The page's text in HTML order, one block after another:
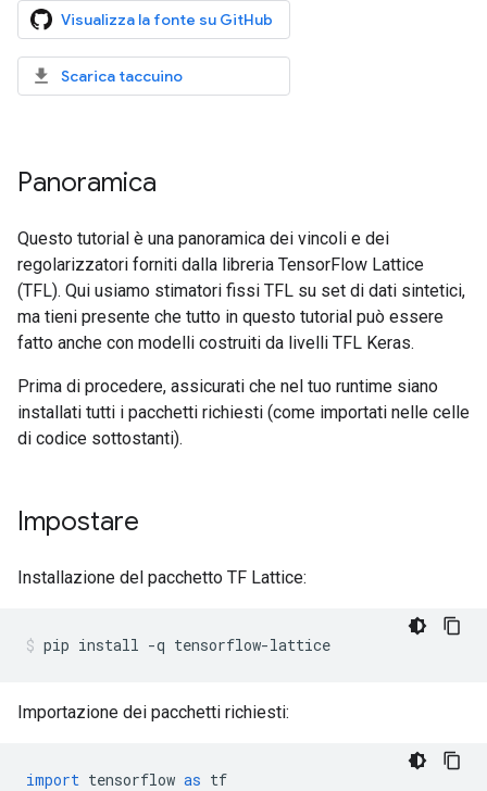
Visualizza la fonte su GitHub
Scarica taccuino
Panoramica
Questo tutorial è una panoramica dei vincoli e dei
regolarizzatori forniti dalla libreria TensorFlow Lattice
(TFL). Qui usiamo stimatori fissi TFL su set di dati sintetici,
ma tieni presente che tutto in questo tutorial può essere
fatto anche con modelli costruiti da livelli TFL Keras.
Prima di procedere, assicurati che nel tuo runtime siano
installati tutti i pacchetti richiesti (come importati nelle celle
di codice sottostanti).
Impostare
Installazione del pacchetto TF Lattice:
pip install -q tensorflow-lattice
Importazione dei pacchetti richiesti:
import tensorflow as tf